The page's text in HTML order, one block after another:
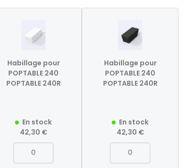
Habillage pour
POPTABLE 240
POPTABLE 240R
En stock
42,30 €
Habillage pour
POPTABLE 240
POPTABLE 240R
En stock
42,30 €